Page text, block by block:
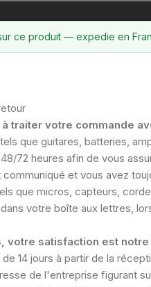
ce produit — expedie en
traiter votre commande
que guitares, batteries,
72 heures afin de vous
et vous avez
que micros, capteurs,
votre boîte aux lettres,
votre satisfaction est
14 jours à partir de la
de l'entreprise figurant